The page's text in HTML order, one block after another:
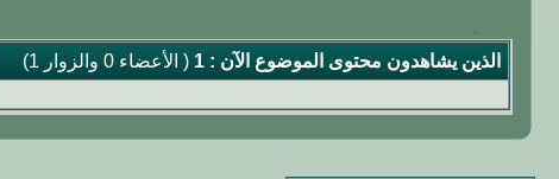
الذين يشاهدون محتوى الموضوع الآن : 1 ( الأعضاء 0 والزوار 1)